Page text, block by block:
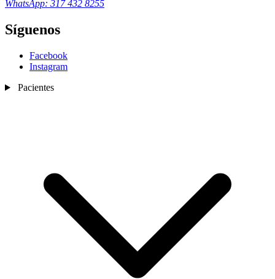
WhatsApp: 317 432 8255
Síguenos
Facebook
Instagram
Pacientes